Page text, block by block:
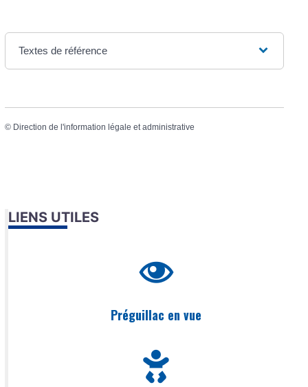
Textes de référence
© Direction de l'information légale et administrative
LIENS UTILES
Préguillac en vue